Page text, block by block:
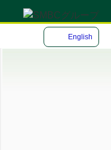
English